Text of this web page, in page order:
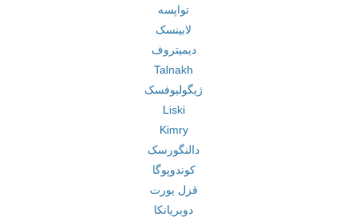
تواپسه
لابینسک
دیمیتروف
Talnakh
ژیگولیوفسک
Liski
Kimry
دالنگورسک
کوندوپوگا
قزل یورت
دوبریانکا